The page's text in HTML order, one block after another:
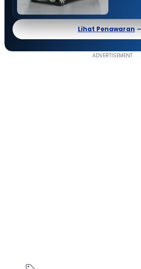
Lihat Penawaran